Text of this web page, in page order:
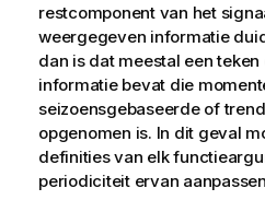
restcomponent van het
weergegeven informatie
dan is dat meestal een
informatie bevat die
seizoensgebaseerde of
opgenomen is. In dit geval
definities van elk
periodiciteit ervan